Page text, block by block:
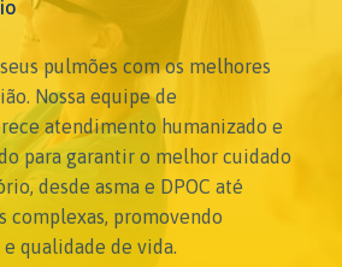
pulmões com os melhores
Nossa equipe de
atendimento humanizado e
para garantir o melhor cuidado
desde asma e DPOC até
complexas, promovendo
qualidade de vida.